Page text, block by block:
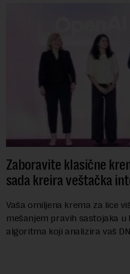
Zaboravite klasične
sada kreira veštačka
Vaša omiljena krema za lice
mešanjem pravih sastojaka
algoritma koji analizira vaš